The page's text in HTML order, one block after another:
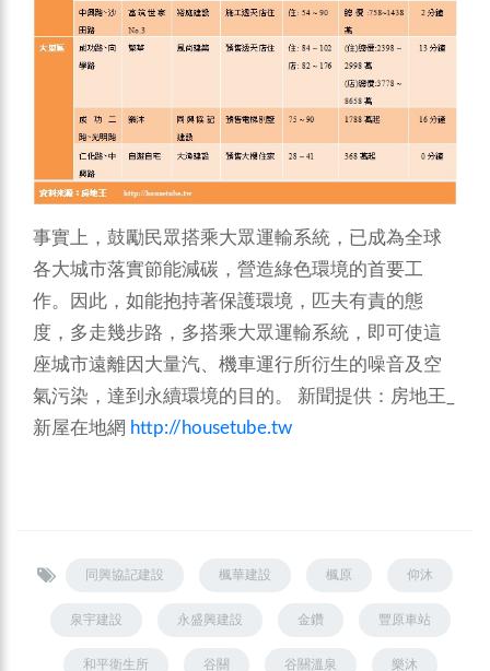
事實上，鼓勵民眾搭乘大眾運輸系統，已成為全球
各大城市落實節能減碳，營造綠色環境的首要工
作。因此，如能抱持著保護環境，匹夫有責的態
度，多走幾步路，多搭乘大眾運輸系統，即可使這
座城市遠離因大量汽、機車運行所衍生的噪音及空
氣污染，達到永續環境的目的。 新聞提供：房地王_
新屋在地網 http://housetube.tw
同興協記建設 楓華建設 楓原 仰沐
泉宇建設 永盛興建設 金鑽 豐原車站
和平衛生所 谷關 谷關溫泉 樂沐